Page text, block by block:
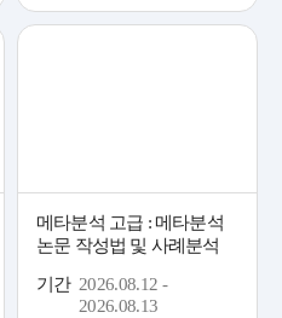
메타분석 고급 : 메타분석
논문 작성법 및 사례분석
기간 2026.08.12 -
2026.08.13